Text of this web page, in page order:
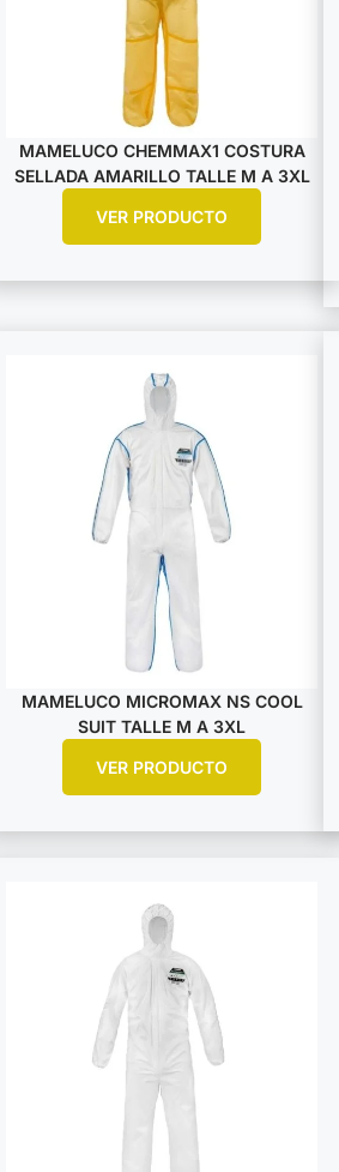
MAMELUCO CHEMMAX1 COSTURA
SELLADA AMARILLO TALLE M A 3XL
VER PRODUCTO
MAMELUCO MICROMAX NS COOL
SUIT TALLE M A 3XL
VER PRODUCTO